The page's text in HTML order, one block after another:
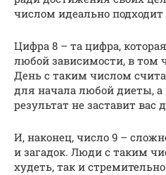
числом идеально
Цифра 8 – та цифра,
любой зависимости, в том
День с таким числом
для начала любой диеты,
результат не заставит вас
И, наконец, число 9 –
и загадок. Люди с таким
худеть, так и